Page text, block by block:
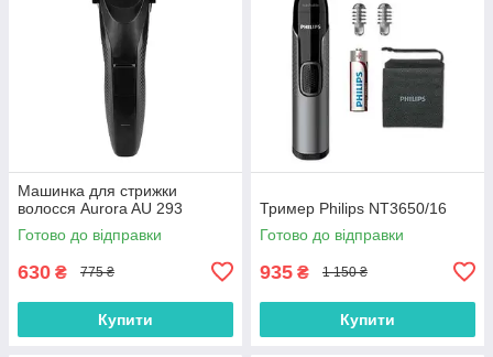
Машинка для стрижки
волосся Aurora AU 293
Готово до відправки
630 ₴ 775 ₴
Купити
Тример Philips NT3650/16
Готово до відправки
935 ₴ 1 150 ₴
Купити